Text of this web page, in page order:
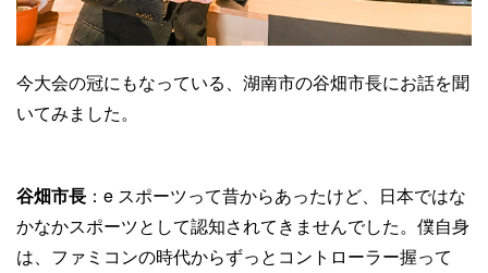
今大会の冠にもなっている、湖南市の谷畑市長にお話を聞
いてみました。
谷畑市長 ：e スポーツって昔からあったけど、日本ではな
かなかスポーツとして認知されてきませんでした。僕自身
は、ファミコンの時代からずっとコントローラー握って